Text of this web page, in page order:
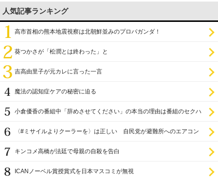
人気記事ランキング
高市首相の熊本地震視察は北朝鮮並みのプロパガンダ！
葵つかさが「松潤とは終わった」と
吉高由里子が元カレに言った一言
魔法の認知症ケアの秘密に迫る
小倉優香の番組中「辞めさせてください」の本当の理由は番組のセクハ
〈#ミサイルよりクーラーを〉は正しい 自民党が避難所へのエアコン
キンコメ高橋が法廷で母親の自殺を告白
ICANノーベル賞授賞式を日本マスコミが無視